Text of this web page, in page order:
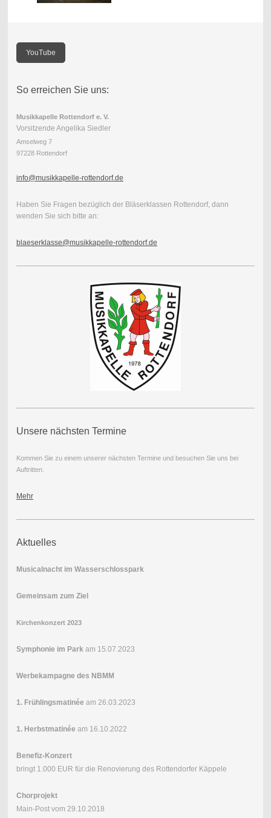
YouTube
So erreichen Sie uns:
Musikkapelle Rottendorf e. V.
Vorsitzende Angelika Siedler
Amselweg 7
97228 Rottendorf
info@musikkapelle-rottendorf.de
Haben Sie Fragen bezüglich der Bläserklassen Rottendorf, dann
wenden Sie sich bitte an:
blaeserklasse@musikkapelle-rottendorf.de
Unsere nächsten Termine
Kommen Sie zu einem unserer nächsten Termine und besuchen Sie uns bei
Auftritten.
Mehr
Aktuelles
Musicalnacht im Wasserschlosspark
Gemeinsam zum Ziel
Kirchenkonzert 2023
Symphonie im Parkam 15.07.2023
Werbekampagne des NBMM
1. Frühlingsmatinée am 26.03.2023
1. Herbstmatinée am 16.10.2022
Benefiz-Konzert
bringt 1.000 EUR für die Renovierung des Rottendorfer Käppele
Chorprojekt
Main-Post vom 29.10.2018